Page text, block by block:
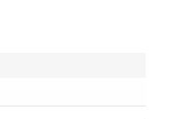
うことのできない作品
つけることはとても